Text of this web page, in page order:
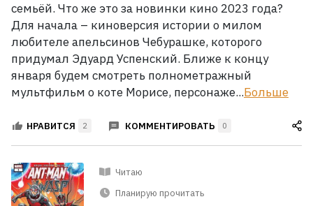
семьёй. Что же это за новинки кино 2023 года?
Для начала – киноверсия истории о милом
любителе апельсинов Чебурашке, которого
придумал Эдуард Успенский. Ближе к концу
января будем смотреть полнометражный
мультфильм о коте Морисе, персонаже...Больше
НРАВИТСЯ 2 КОММЕНТИРОВАТЬ 0
Читаю
Планирую прочитать